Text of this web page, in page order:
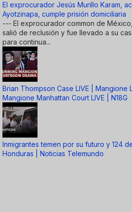
El exprocurador Jesús Murillo Karam,
Ayotzinapa, cumple prisión domiciliaria
--- El exprocurador common de
salió de reclusión y fue llevado a su
para continua...
Brian Thompson Case LIVE | Mangione
Mangione Manhattan Court LIVE | N18G
Inmigrantes temen por su futuro y 124
Honduras | Noticias Telemundo